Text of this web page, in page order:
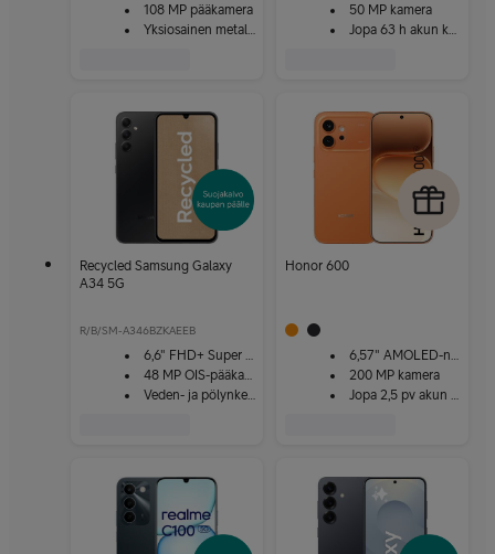
108 MP pääkamera
Yksiosainen metallirunko
50 MP kamera
Jopa 63 h akun kesto
Recycled Samsung Galaxy
A34 5G
R/B/SM-A346BZKAEEB
6,6" FHD+ Super AMOLED
48 MP OIS-pääkamera
Veden- ja pölynkestävä
Honor 600
6,57" AMOLED-näyttö
200 MP kamera
Jopa 2,5 pv akun kesto